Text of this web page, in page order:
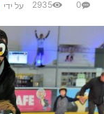
על ידי 0
2935